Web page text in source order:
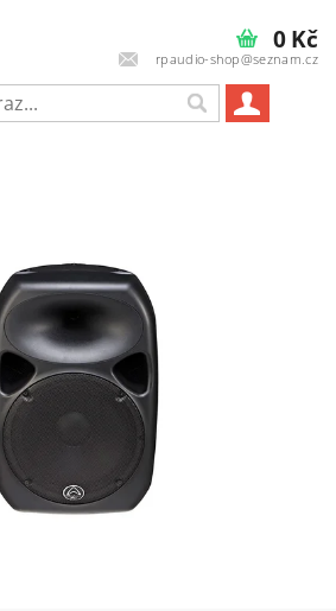
rpaudio-shop@seznam.cz
0 Kč